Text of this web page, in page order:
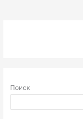
Поиск